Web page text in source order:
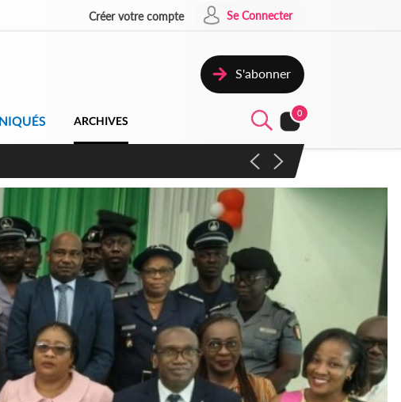
Créer votre compte Se Connecter
S'abonner
ARCHIVES
0